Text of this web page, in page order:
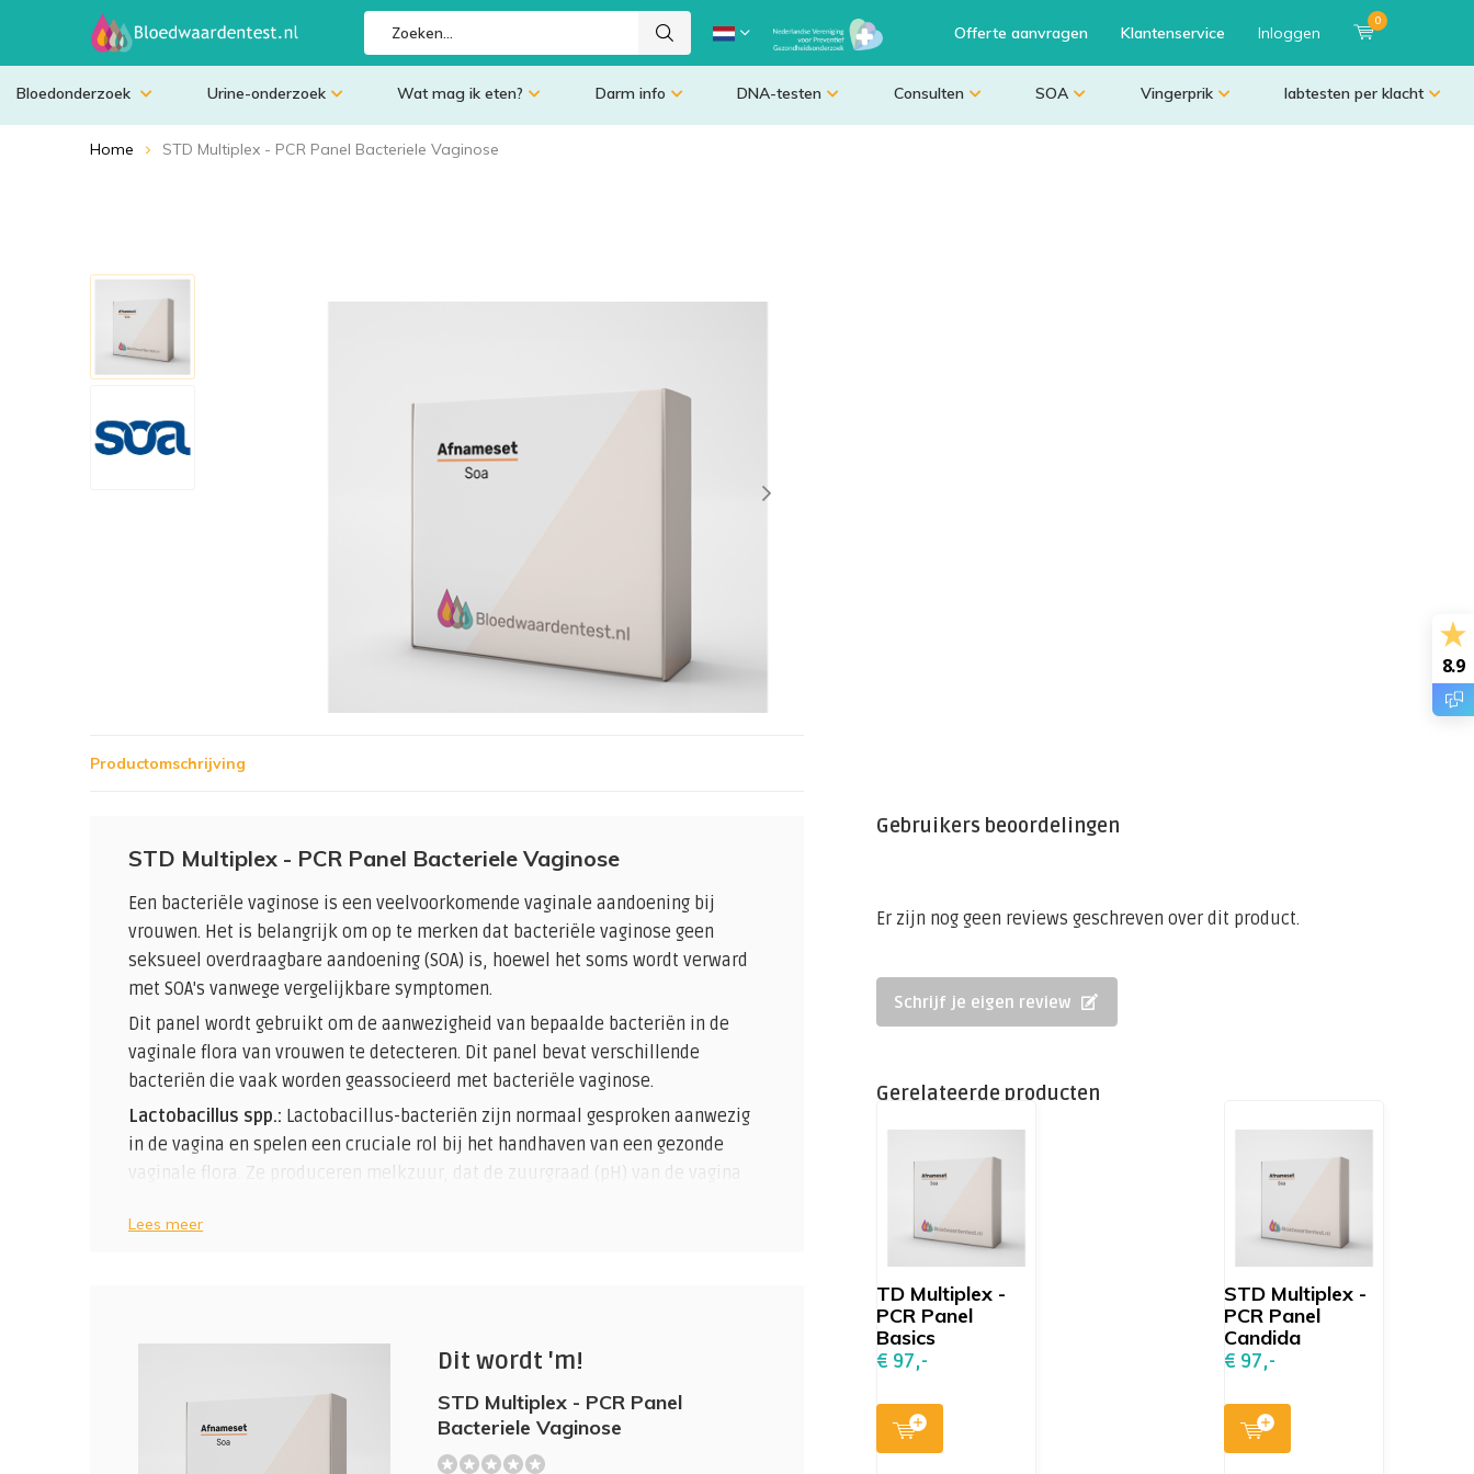
Offerte aanvragen Klantenservice Inloggen
0
Bloedonderzoek Urine-onderzoek Wat mag ik eten? Darm info DNA-testen Consulten SOA Vingerprik labtesten per klacht
Home STD Multiplex - PCR Panel Bacteriele Vaginose
Productomschrijving
STD Multiplex - PCR Panel Bacteriele Vaginose
Een bacteriële vaginose is een veelvoorkomende vaginale aandoening bij
vrouwen. Het is belangrijk om op te merken dat bacteriële vaginose geen
seksueel overdraagbare aandoening (SOA) is, hoewel het soms wordt verward
met SOA's vanwege vergelijkbare symptomen.
Dit panel wordt gebruikt om de aanwezigheid van bepaalde bacteriën in de
vaginale flora van vrouwen te detecteren. Dit panel bevat verschillende
bacteriën die vaak worden geassocieerd met bacteriële vaginose.
Lactobacillus spp.: Lactobacillus-bacteriën zijn normaal gesproken aanwezig
in de vagina en spelen een cruciale rol bij het handhaven van een gezonde
vaginale flora. Ze produceren melkzuur, dat de zuurgraad (pH) van de vagina
Gardnerella vaginalis:
de ontwikkeling van bacteriële vaginose wanneer de populatie toeneemt.
BVAB2 (Bacterial vaginosis-associated bacteria 2):BVAB2 is een groep van
bacteriën die geassocieerd wordt met bacteriële vaginose. Ze gedijen goed in
een omgeving met een verhoogde pH.
Lees meer
Dit wordt 'm!
STD Multiplex - PCR Panel
Bacteriele Vaginose
(0)
Gebruikers beoordelingen
Er zijn nog geen reviews geschreven over dit product.
Schrijf je eigen review
Gerelateerde producten
TD Multiplex -
PCR Panel
Basics
€ 97,-
STD Multiplex -
PCR Panel
Candida
€ 97,-
8.9